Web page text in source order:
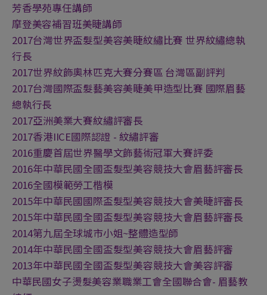
芳香學苑專任講師
摩登美容補習班美睫講師
2017台灣世界盃髮型美容美睫紋繡比賽 世界紋繡總執
行長
2017世界紋飾奧林匹克大賽分賽區 台灣區副評判
2017台灣國際盃髮藝美容美睫美甲造型比賽 國際眉藝
總執行長
2017亞洲美業大賽紋繡評審長
2017香港IICE國際認證 - 紋繡評審
2016重慶首屆世界醫學文飾藝術冠軍大賽評委
2016年中華民國全國盃髮型美容競技大會眉藝評審長
2016全國模範勞工楷模
2015年中華民國國際盃髮型美容競技大會美睫評審長
2015年中華民國全國盃髮型美容競技大會眉藝評審長
2014第九屆全球城市小姐~整體造型師
2014年中華民國全國盃髮型美容競技大會眉藝評審
2013年中華民國全國盃髮型美容競技大會美容評審
中華民國女子燙髮美容業職業工會全國聯合會- 眉藝教